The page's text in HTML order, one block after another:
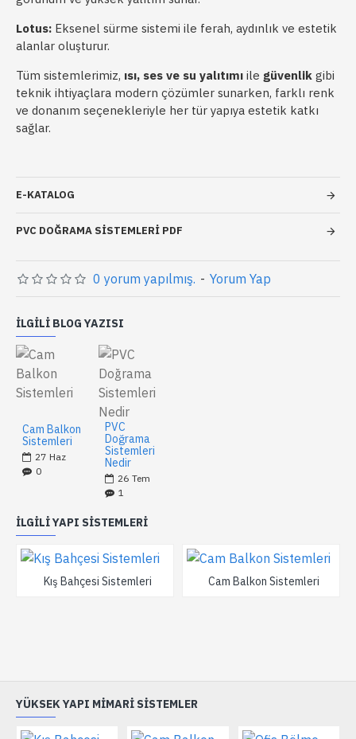
Lotus: Eksenel sürme sistemi ile ferah, aydınlık ve estetik
alanlar oluşturur.
Tüm sistemlerimiz, ısı, ses ve su yalıtımı ile güvenlik gibi
teknik ihtiyaçlara modern çözümler sunarken, farklı renk
ve donanım seçenekleriyle her tür yapıya estetik katkı
sağlar.
E-KATALOG
PVC DOĞRAMA SISTEMLERI PDF
0 yorum yapılmış. - Yorum Yap
İLGILI BLOG YAZISI
Cam Balkon
Sistemleri
27 Haz
0
PVC
Doğrama
Sistemleri
Nedir
26 Tem
1
İLGILI YAPI SISTEMLERI
Kış Bahçesi Sistemleri Cam Balkon Sistemleri
YÜKSEK YAPI MIMARI SISTEMLER